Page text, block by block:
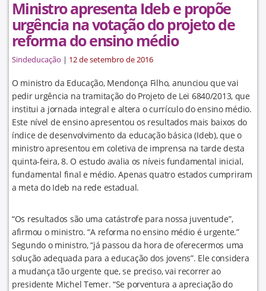
Ministro apresenta Ideb e propõe
urgência na votação do projeto de
reforma do ensino médio
Sindeducação | 12 de setembro de 2016
O ministro da Educação, Mendonça Filho, anunciou que vai
pedir urgência na tramitação do Projeto de Lei 6840/2013, que
institui a jornada integral e altera o currículo do ensino médio.
Este nível de ensino apresentou os resultados mais baixos do
índice de desenvolvimento da educação básica (Ideb), que o
ministro apresentou em coletiva de imprensa na tarde desta
quinta-feira, 8. O estudo avalia os níveis fundamental inicial,
fundamental final e médio. Apenas quatro estados cumpriram
a meta do Ideb na rede estadual.
“Os resultados são uma catástrofe para nossa juventude”,
afirmou o ministro. “A reforma no ensino médio é urgente.”
Segundo o ministro, “já passou da hora de oferecermos uma
solução adequada para a educação dos jovens”. Ele considera
a mudança tão urgente que, se preciso, vai recorrer ao
presidente Michel Temer. “Se porventura a apreciação do